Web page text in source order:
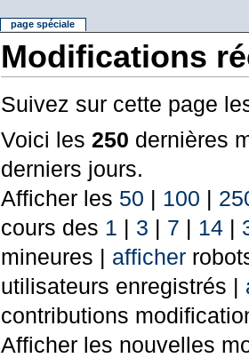
Modifications
Suivez sur cette page
Voici les 250 dernières
derniers jours.
Afficher les 50 | 100 |
cours des 1 | 3 | 7 | 14|
mineures | afficher
utilisateurs enregistrés |
contributions
Afficher les nouvelles
page spéciale